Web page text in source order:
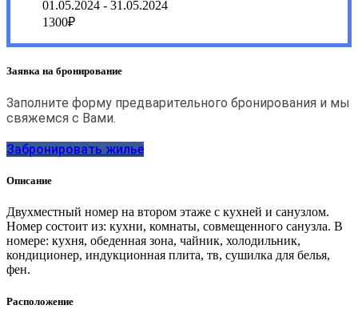
01.05.2024 - 31.05.2024
1300₽
Заявка на бронирование
Заполните форму предварительного бронирования и мы
свяжемся с Вами.
Забронировать жилье
Описание
Двухместный номер на втором этаже с кухней и санузлом.
Номер состоит из: кухни, комнаты, совмещенного санузла. В
номере: кухня, обеденная зона, чайник, холодильник,
кондиционер, индукционная плита, тв, сушилка для белья,
фен.
Расположение